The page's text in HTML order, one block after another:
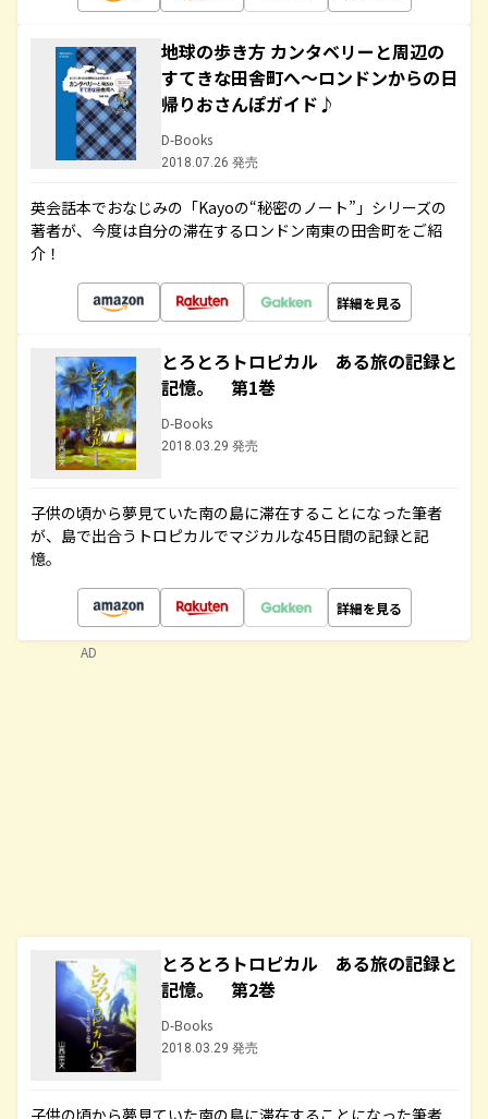
地球の歩き方 カンタベリーと周辺の
すてきな田舎町へ～ロンドンからの日
帰りおさんぽガイド♪
D-Books
2018.07.26 発売
英会話本でおなじみの「Kayoの“秘密のノート”」シリーズの
著者が、今度は自分の滞在するロンドン南東の田舎町をご紹
介！
詳細を見る
とろとろトロピカル ある旅の記録と
記憶。 第1巻
D-Books
2018.03.29 発売
子供の頃から夢見ていた南の島に滞在することになった筆者
が、島で出合うトロピカルでマジカルな45日間の記録と記
憶。
詳細を見る
とろとろトロピカル ある旅の記録と
記憶。 第2巻
D-Books
2018.03.29 発売
子供の頃から夢見ていた南の島に滞在することになった筆者
AD